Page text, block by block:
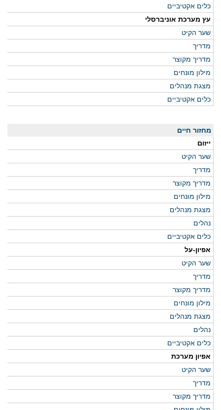
כלים אקטיביים
עץ מערכת אוניברסלי
שער הקיט
מדריך
מדריך מקוצר
מילון מונחים
מצגת מנהלים
כלים אקטיביים
מחזור חיים
ייזום
שער הקיט
מדריך
מדריך מקוצר
מילון מונחים
מצגת מנהלים
נהלים
כלים אקטיביים
אפיון-על
שער הקיט
מדריך
מדריך מקוצר
מילון מונחים
מצגת מנהלים
נהלים
כלים אקטיביים
אפיון מערכת
שער הקיט
מדריך
מדריך מקוצר